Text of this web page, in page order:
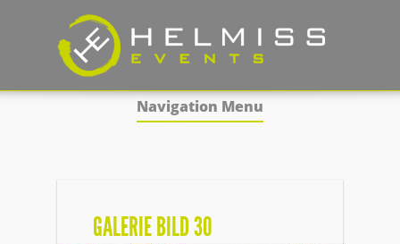
Navigation Menu
GALERIE BILD 30